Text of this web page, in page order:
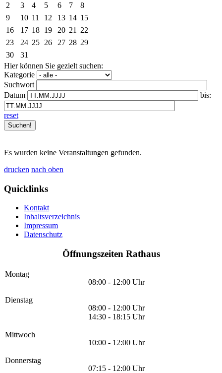
2
3 4 5 6 7
8
9
10 11 12 13 14 15
16
17 18 19 20 21
22
23
24 25 26 27 28 29
30
31
Hier können Sie gezielt suchen:
Kategorie
Suchwort
Datum
bis:
reset
Es wurden keine Veranstaltungen gefunden.
drucken nach oben
Quicklinks
Kontakt
Inhaltsverzeichnis
Impressum
Datenschutz
Öffnungszeiten Rathaus
Montag
08:00 - 12:00 Uhr
Dienstag
08:00 - 12:00 Uhr
14:30 - 18:15 Uhr
Mittwoch
10:00 - 12:00 Uhr
Donnerstag
07:15 - 12:00 Uhr